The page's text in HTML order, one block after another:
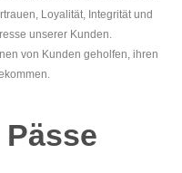
Loyalität, Integrität und
unserer Kunden.
von Kunden geholfen, ihren